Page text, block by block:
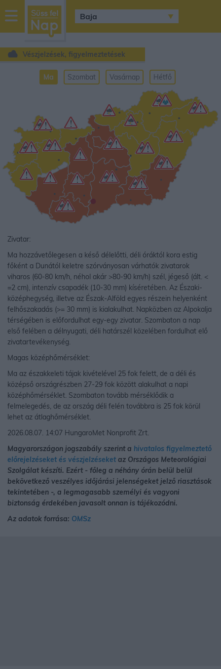
sussfelnap.hu
időjárás
Vészjelzések, figyelmeztetések
Ma Szombat Vasárnap Hétfő
•
Zivatar:
Ma hozzávetőlegesen a késő délelőtti, déli óráktól kora estig
főként a Dunától keletre szórványosan várhatók zivatarok
viharos (60-80 km/h, néhol akár >80-90 km/h) szél, jégeső (ált. <
=2 cm), intenzív csapadék (10-30 mm) kíséretében. Az Északi-
középhegység, illetve az Észak-Alföld egyes részein helyenként
felhőszakadás (>= 30 mm) is kialakulhat. Napközben az Alpokalja
térségében is előfordulhat egy-egy zivatar. Szombaton a nap
első felében a délnyugati, déli határszél közelében fordulhat elő
zivatartevékenység.
Magas középhőmérséklet:
Ma az északkeleti tájak kivételével 25 fok felett, de a déli és
középső országrészben 27-29 fok között alakulhat a napi
középhőmérséklet. Szombaton tovább mérséklődik a
felmelegedés, de az ország déli felén továbbra is 25 fok körül
lehet az átlaghőmérséklet.
2026.08.07. 14:07 HungaroMet Nonprofit Zrt.
Magyarországon jogszabály szerint a hivatalos figyelmeztető
előrejelzéseket és vészjelzéseket az Országos Meteorológiai
Szolgálat készíti. Ezért - főleg a néhány órán belül belül
bekövetkező veszélyes időjárási jelenségeket jelző riasztások
tekintetében -, a legmagasabb személyi és vagyoni
biztonság érdekében javasolt onnan is tájékozódni.
Az adatok forrása: OMSz